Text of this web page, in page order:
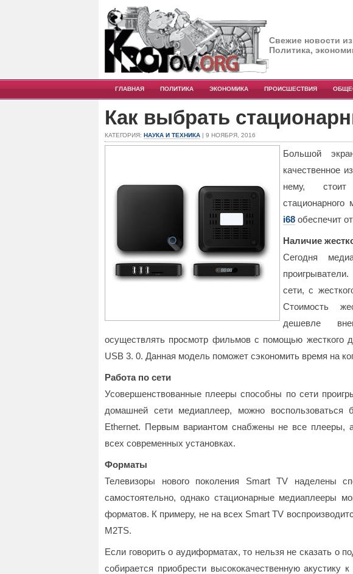
Свежие новости
Политика,
ГЛАВНАЯ ПОЛИТИКА ЭКОНОМИКА ПРОИСШЕСТВИЯ
Как выбрать
КАТЕГОРИЯ: НАУКА И ТЕХНИКА | 9 НОЯБРЯ, 2016
Большой
качественное
нему,
стационарного
i68 обеспечит
Наличие
Сегодня
сети, с
Стоимость
дешевле
осуществлять просмотр фильмов с помощью жесткого
USB 3. 0. Данная модель поможет сэкономить время на
Работа по сети
Усовершенствованные плееры способны по сети
домашней сети медиаплеер, можно
Ethernet. Первым вариантом снабжены не все плееры,
всех современных установках.
Форматы
Телевизоры нового поколения Smart TV наделены
самостоятельно, однако стационарные медиаплееры
форматов. К примеру, не на всех Smart TV
M2TS.
Если говорить о аудиформатах, то нельзя не сказать о
собирается приобрести высококачественную акустику